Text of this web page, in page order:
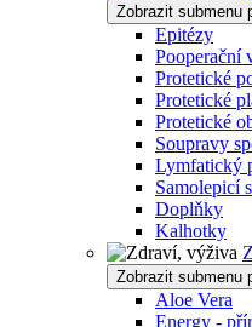
Zobrazit submenu
Epitézy
Pooperační
Protetické
Protetické
Protetické
Soupravy
Lymfatický
Samolepicí
Doplňky
Kalhotky
Zobrazit submenu
Aloe Vera
Energy -